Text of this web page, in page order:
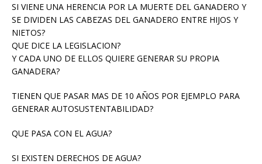
SI VIENE UNA HERENCIA POR LA MUERTE DEL GANADERO Y
SE DIVIDEN LAS CABEZAS DEL GANADERO ENTRE HIJOS Y
NIETOS?
QUE DICE LA LEGISLACION?
Y CADA UNO DE ELLOS QUIERE GENERAR SU PROPIA
GANADERA?
TIENEN QUE PASAR MAS DE 10 AÑOS POR EJEMPLO PARA
GENERAR AUTOSUSTENTABILIDAD?
QUE PASA CON EL AGUA?
SI EXISTEN DERECHOS DE AGUA?